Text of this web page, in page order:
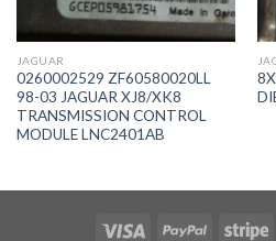
JAGUAR
0260002529 ZF60580020LL
98-03 JAGUAR XJ8/XK8
TRANSMISSION CONTROL
MODULE LNC2401AB